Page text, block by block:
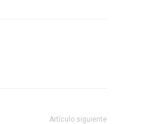
Artículo siguiente